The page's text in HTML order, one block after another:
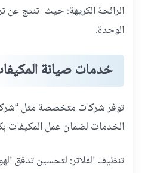
الرائحة الكريهة: حيث تنتج عن
الوحدة.
خدمات صيانة
توفر شركات متخصصة مثل
الخدمات لضمان عمل المكيفات
تنظيف الفلاتر: لتحسين تدفق